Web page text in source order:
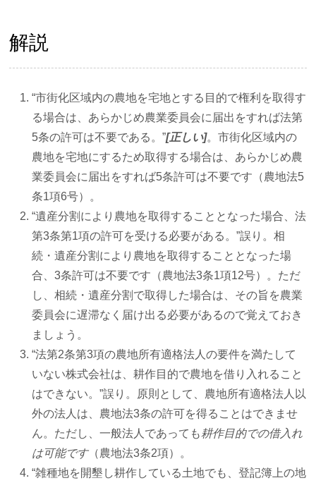
解説
“市街化区域内の農地を宅地とする目的で権利を取得す
る場合は、あらかじめ農業委員会に届出をすれば法第
5条の許可は不要である。”[正しい]。市街化区域内の
農地を宅地にするため取得する場合は、あらかじめ農
業委員会に届出をすれば5条許可は不要です（農地法5
条1項6号）。
“遺産分割により農地を取得することとなった場合、法
第3条第1項の許可を受ける必要がある。”誤り。相
続・遺産分割により農地を取得することとなった場
合、3条許可は不要です（農地法3条1項12号）。ただ
し、相続・遺産分割で取得した場合は、その旨を農業
委員会に遅滞なく届け出る必要があるので覚えておき
ましょう。
“法第2条第3項の農地所有適格法人の要件を満たして
いない株式会社は、耕作目的で農地を借り入れること
はできない。”誤り。原則として、農地所有適格法人以
外の法人は、農地法3条の許可を得ることはできませ
ん。ただし、一般法人であっても耕作目的での借入れ
は可能です（農地法3条2項）。
“雑種地を開墾し耕作している土地でも、登記簿上の地